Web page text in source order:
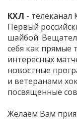
КХЛ - телеканал
Первый
шайбой.
себя как прямые
интересных
новостные
и ветеранами
посвященные
Желаем Вам